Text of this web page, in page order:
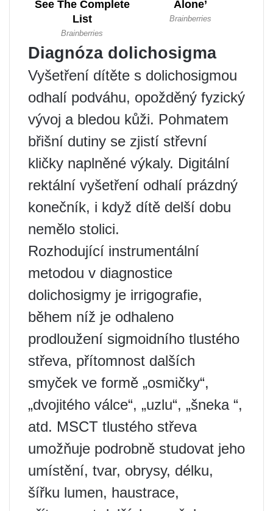
Diagnóza dolichosigma
Vyšetření dítěte s dolichosigmou
odhalí podváhu, opožděný fyzický
vývoj a bledou kůži. Pohmatem
břišní dutiny se zjistí střevní
kličky naplněné výkaly. Digitální
rektální vyšetření odhalí prázdný
konečník, i když dítě delší dobu
nemělo stolici.
Rozhodující instrumentální
metodou v diagnostice
dolichosigmy je irrigografie,
během níž je odhaleno
prodloužení sigmoidního tlustého
střeva, přítomnost dalších
smyček ve formě „osmičky“,
„dvojitého válce“, „uzlu“, „šneka “,
atd. MSCT tlustého střeva
umožňuje podrobně studovat jeho
umístění, tvar, obrysy, délku,
šířku lumen, haustrace,